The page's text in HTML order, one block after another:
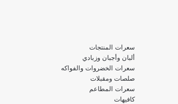
سعرات المنتجات
ألبان وأجبان وزبادي
سعرات الخضروات والفواكه
صلصات ومقبلات
سعرات المطاعم
كافيهات